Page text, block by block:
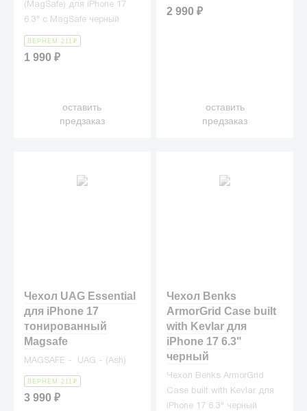
(MagSafe) для iPhone 17
6.3" с MagSafe черный
ВЕРНЕМ 211 ₽
1 990₽
оставить
предзаказ
2 990₽
оставить
предзаказ
Чехол UAG Essential
для iPhone 17
тонированный
Magsafe
MAGSAFE - UAG - (Ash)
ВЕРНЕМ 211 ₽
3 990₽
Чехол Benks
ArmorGrid Case built
with Kevlar для
iPhone 17 6.3"
черный
Чехол Benks ArmorGrid
Case built with Kevlar для
iPhone 17 6.3" черный